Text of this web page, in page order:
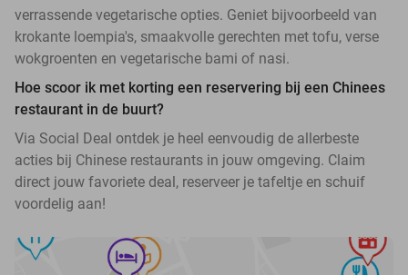
verrassende vegetarische opties. Geniet bijvoorbeeld van
krokante loempia's, smaakvolle gerechten met tofu, verse
wokgroenten en vegetarische bami of nasi.
Hoe scoor ik met korting een reservering bij een Chinees
restaurant in de buurt?
Via Social Deal ontdek je heel eenvoudig de allerbeste
acties bij Chinese restaurants in jouw omgeving. Claim
direct jouw favoriete deal, reserveer je tafeltje en schuif
voordelig aan!